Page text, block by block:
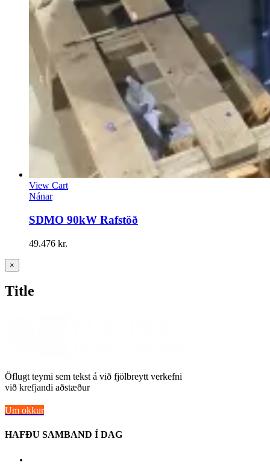
View Cart
Nánar
SDMO 90kW Rafstöð
49.476 kr.
Close
product
view
×
Title
Öflugt teymi sem tekst á við fjölbreytt verkefni
við krefjandi aðstæður
Um okkur
HAFÐU SAMBAND Í DAG